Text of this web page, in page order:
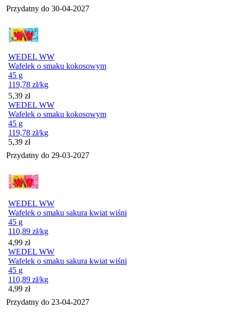
Przydatny do 30-04-2027
WEDEL WW
Wafelek o smaku kokosowym
45 g
119,78 zł/kg
Cena
5,39 zł
WEDEL WW
Wafelek o smaku kokosowym
45 g
119,78 zł/kg
Cena
5,39 zł
Przydatny do 29-03-2027
WEDEL WW
Wafelek o smaku sakura kwiat wiśni
45 g
110,89 zł/kg
Cena
4,99 zł
WEDEL WW
Wafelek o smaku sakura kwiat wiśni
45 g
110,89 zł/kg
Cena
4,99 zł
Przydatny do 23-04-2027